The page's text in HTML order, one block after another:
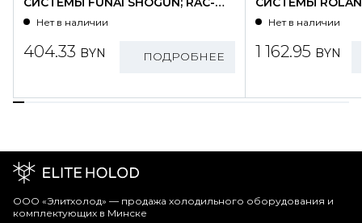
SG25HP.D01/S
Нет в наличии
404.33 BYN ПОДРОБНЕЕ
WZ09HSS/N1-
Нет в наличии
1 162.95 BYN
ООО «Элитхолод» ― продажа холодильного оборудования и
комплектующих в Минске